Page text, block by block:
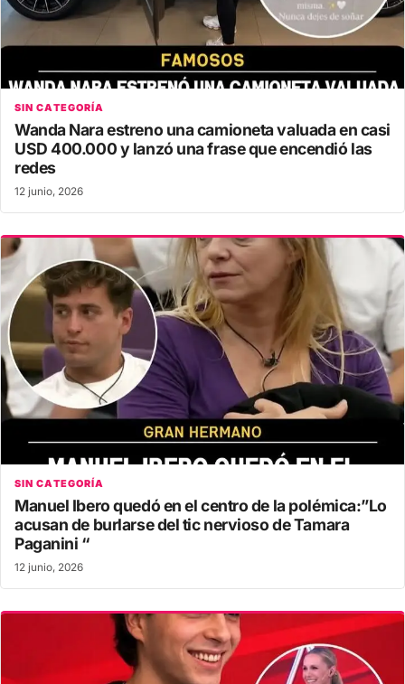
SIN CATEGORÍA
Wanda Nara estreno una camioneta valuada en casi
USD 400.000 y lanzó una frase que encendió las
redes
12 junio, 2026
SIN CATEGORÍA
Manuel Ibero quedó en el centro de la polémica:”Lo
acusan de burlarse del tic nervioso de Tamara
Paganini “
12 junio, 2026